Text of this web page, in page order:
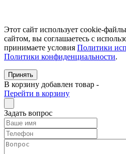
Этот сайт использует cookie-
сайтом, вы соглашаетесь с
принимаете условия Политики
Политики конфиденциальности.
Принять
В корзину добавлен товар -
Перейти в корзину
Задать вопрос